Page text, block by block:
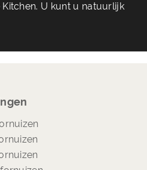
U kunt u natuurlijk